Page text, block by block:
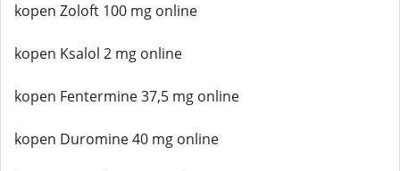
kopen Zoloft 100 mg online
kopen Ksalol 2 mg online
kopen Fentermine 37,5 mg online
kopen Duromine 40 mg online